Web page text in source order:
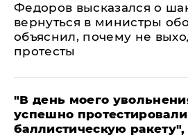
Федоров высказался о
вернуться в министры
объяснил, почему не
протесты
​"В день моего
успешно
баллистическую